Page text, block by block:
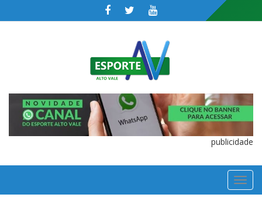
publicidade